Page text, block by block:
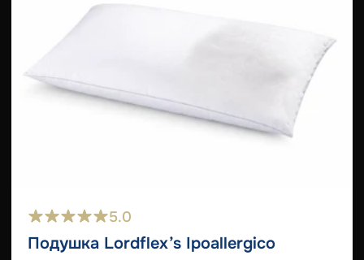
5.0
Подушка Lordflex’s Ipoallergico